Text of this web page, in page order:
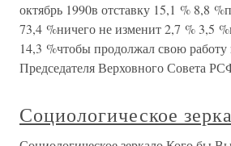
октябрь 1990в отставку 15,1 % 8,8
73,4 %ничего не изменит 2,7 % 3,5
14,3 %чтобы продолжал свою работу
Председателя Верховного Совета
Социологическое